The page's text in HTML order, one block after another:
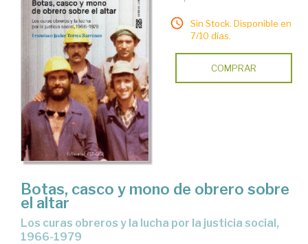
Sin Stock. Disponible en
7/10 días.
COMPRAR
Botas, casco y mono de obrero sobre
el altar
los curas obreros y la lucha por la justicia social,
1966-1979